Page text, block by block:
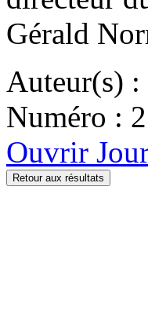
Gérald
Auteur(s) :
Numéro :
Ouvrir
Retour aux résultats